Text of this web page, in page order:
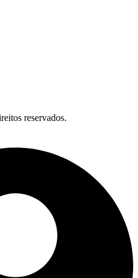
reservados.